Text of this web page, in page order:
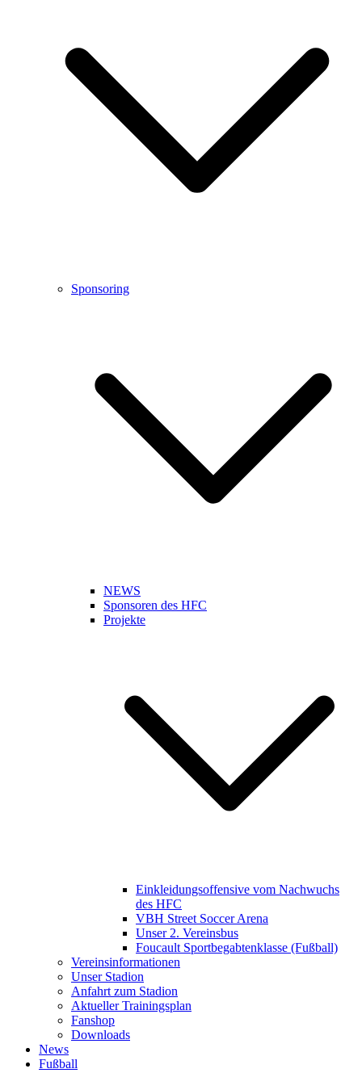
Sponsoring
NEWS
Sponsoren des HFC
Projekte
Einkleidungsoffensive vom Nachwuchs
des HFC
VBH Street Soccer Arena
Unser 2. Vereinsbus
Foucault Sportbegabtenklasse (Fußball)
Vereinsinformationen
Unser Stadion
Anfahrt zum Stadion
Aktueller Trainingsplan
Fanshop
Downloads
News
Fußball